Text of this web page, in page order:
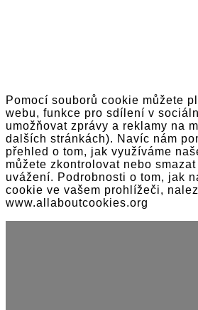
Pomocí souborů cookie můžete
webu, funkce pro sdílení v
umožňovat zprávy a reklamy na
dalších stránkách). Navíc nám
přehled o tom, jak využíváme
můžete zkontrolovat nebo
uvážení. Podrobnosti o tom, jak
cookie ve vašem prohlížeči,
www.allaboutcookies.org